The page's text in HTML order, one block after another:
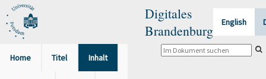
Digitales
Brandenburg
English
Home Titel Inhalt